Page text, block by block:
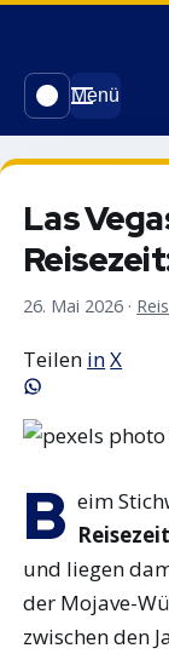
Menü
Las
26. Mai 2026 ·
Teilen inX
B eim
Reisezeit
und liegen
der Mojave-
zwischen den